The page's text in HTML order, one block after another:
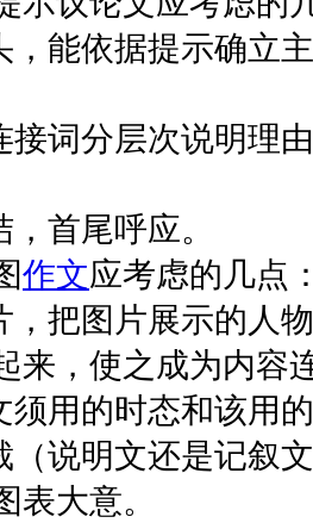
能依据提示确立主
分层次说明理由
首尾呼应。
作文应考虑的几点
把图片展示的人物
来，使之成为内容
用的时态和该用
说明文还是记叙文
表大意。